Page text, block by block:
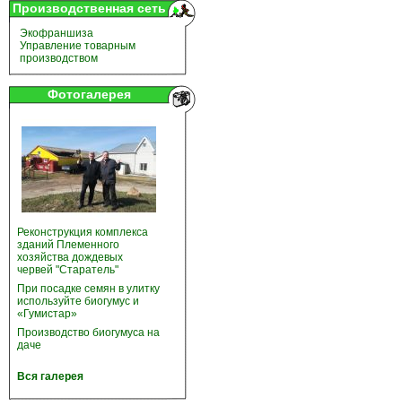
Производственная сеть
Экофраншиза
Управление товарным
производством
Фотогалерея
Реконструкция комплекса
зданий Племенного
хозяйства дождевых
червей "Старатель"
При посадке семян в улитку
используйте биогумус и
«Гумистар»
Производство биогумуса на
даче
Вся галерея